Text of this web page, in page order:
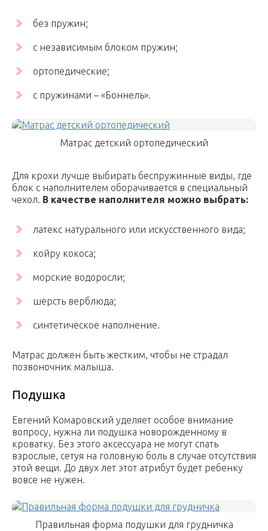
без пружин;
с независимым блоком пружин;
ортопедические;
с пружинами – «Боннель».
Матрас детский ортопедический
Для крохи лучше выбирать беспружинные виды, где
блок с наполнителем оборачивается в специальный
чехол. В качестве наполнителя можно выбрать:
латекс натурального или искусственного вида;
койру кокоса;
морские водоросли;
шерсть верблюда;
синтетическое наполнение.
Матрас должен быть жестким, чтобы не страдал
позвоночник малыша.
Подушка
Евгений Комаровский уделяет особое внимание
вопросу, нужна ли подушка новорожденному в
кроватку. Без этого аксессуара не могут спать
взрослые, сетуя на головную боль в случае отсутствия
этой вещи. До двух лет этот атрибут будет ребенку
вовсе не нужен.
Правильная форма подушки для грудничка